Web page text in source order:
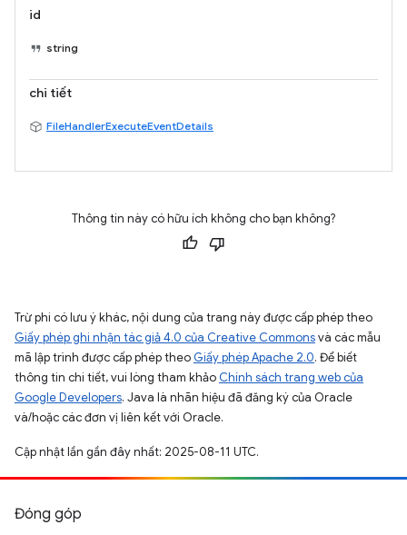
id
string
chi tiết
FileHandlerExecuteEventDetails
Thông tin này có hữu ích không cho bạn không?
Trừ phi có lưu ý khác, nội dung của trang này được cấp phép theo
Giấy phép ghi nhận tác giả 4.0 của Creative Commonsvà các mẫu
mã lập trình được cấp phép theo Giấy phép Apache 2.0. Để biết
thông tin chi tiết, vui lòng tham khảo Chính sách trang web của
Google Developers. Java là nhãn hiệu đã đăng ký của Oracle
và/hoặc các đơn vị liên kết với Oracle.
Cập nhật lần gần đây nhất: 2025-08-11 UTC.
Đóng góp